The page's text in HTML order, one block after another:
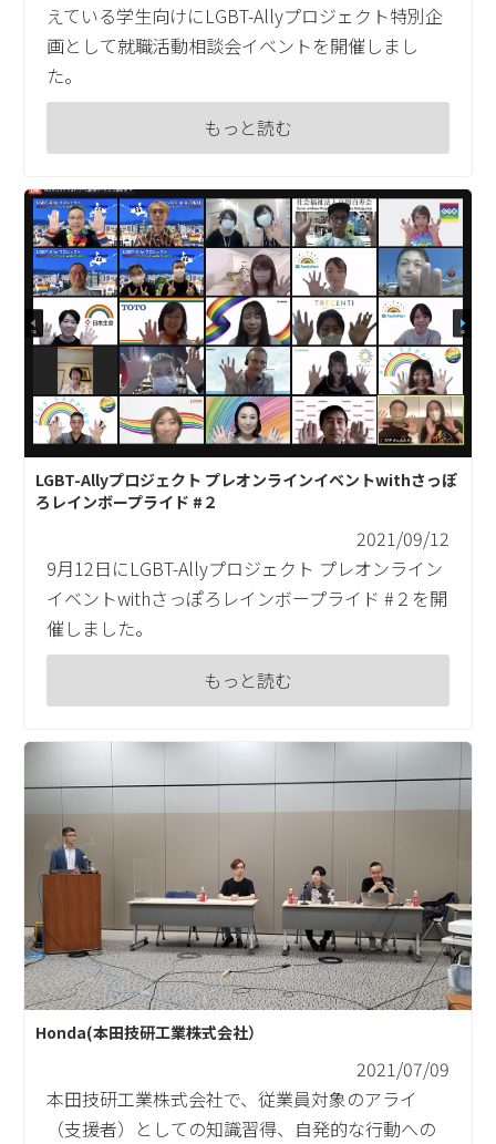
えている学生向けにLGBT-Allyプロジェクト特別企
画として就職活動相談会イベントを開催しまし
た。
もっと読む
LGBT-Allyプロジェクト プレオンラインイベントwithさっぽ
ろレインボープライド #２
2021/09/12
9月12日にLGBT-Allyプロジェクト プレオンライン
イベントwithさっぽろレインボープライド #２を開
催しました。
もっと読む
Honda(本田技研工業株式会社）
2021/07/09
本田技研工業株式会社で、従業員対象のアライ
（支援者）としての知識習得、自発的な行動への